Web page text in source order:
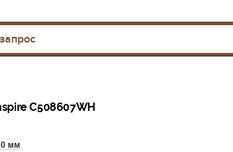
C508607WH
мм